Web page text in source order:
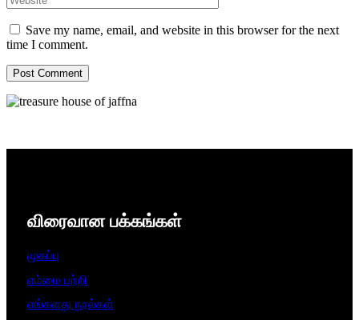
Save my name, email, and website in this browser for the next
time I comment.
விரைவான பக்கங்கள்
முகப்பு
எம்மை பற்றி
எங்களது நூல்கள்